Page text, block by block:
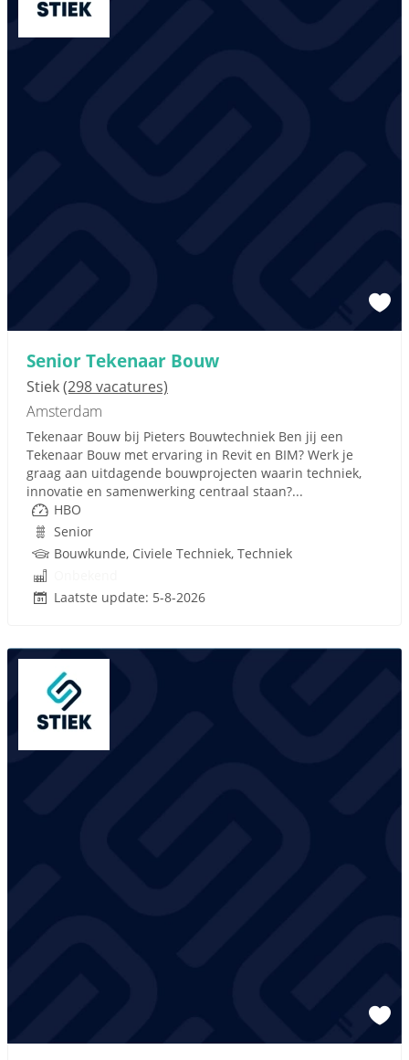
Senior Tekenaar Bouw
Stiek(298 vacatures)
Amsterdam
Tekenaar Bouw bij Pieters Bouwtechniek Ben jij een
Tekenaar Bouw met ervaring in Revit en BIM? Werk je
graag aan uitdagende bouwprojecten waarin techniek,
innovatie en samenwerking centraal staan?...
HBO
Senior
Bouwkunde, Civiele Techniek, Techniek
Laatste update: 5-8-2026